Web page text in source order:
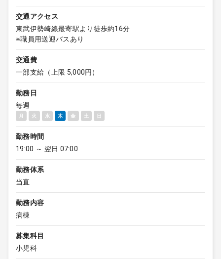
交通アクセス
東武伊勢崎線最寄駅より徒歩約16分
※職員用送迎バスあり
交通費
一部支給（上限 5,000円）
勤務日
毎週
月 火 水 木 金 土 日
勤務時間
19:00 ～ 翌日 07:00
勤務体系
当直
勤務内容
病棟
募集科目
小児科